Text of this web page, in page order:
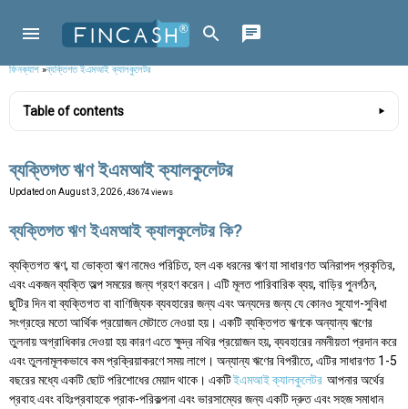
ফিনক্যাশ»ব্যক্তিগত ইএমআই ক্যালকুলেটর
Table of contents
ব্যক্তিগত ঋণ ইএমআই ক্যালকুলেটর
Updated on August 3, 2026 , 43674 views
ব্যক্তিগত ঋণ ইএমআই ক্যালকুলেটর কি?
ব্যক্তিগত ঋণ, যা ভোক্তা ঋণ নামেও পরিচিত, হল এক ধরনের ঋণ যা সাধারণত অনিরাপদ প্রকৃতির,
এবং একজন ব্যক্তি অল্প সময়ের জন্য গ্রহণ করেন। এটি মূলত পারিবারিক ব্যয়, বাড়ির পুনর্গঠন,
ছুটির দিন বা ব্যক্তিগত বা বাণিজ্যিক ব্যবহারের জন্য এবং অন্যদের জন্য যে কোনও সুযোগ-সুবিধা
সংগ্রহের মতো আর্থিক প্রয়োজন মেটাতে নেওয়া হয়। একটি ব্যক্তিগত ঋণকে অন্যান্য ঋণের
তুলনায় অগ্রাধিকার দেওয়া হয় কারণ এতে ক্ষুদ্র নথির প্রয়োজন হয়, ব্যবহারের নমনীয়তা প্রদান করে
এবং তুলনামূলকভাবে কম প্রক্রিয়াকরণে সময় লাগে। অন্যান্য ঋণের বিপরীতে, এটির সাধারণত 1-5
বছরের মধ্যে একটি ছোট পরিশোধের মেয়াদ থাকে। একটিইএমআই ক্যালকুলেটর আপনার অর্থের
প্রবাহ এবং বহিঃপ্রবাহকে প্রাক-পরিকল্পনা এবং ভারসাম্যের জন্য একটি দ্রুত এবং সহজ সমাধান